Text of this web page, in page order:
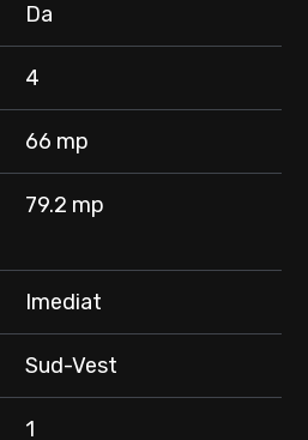
Da
4
66 mp
79.2 mp
Imediat
Sud-Vest
1